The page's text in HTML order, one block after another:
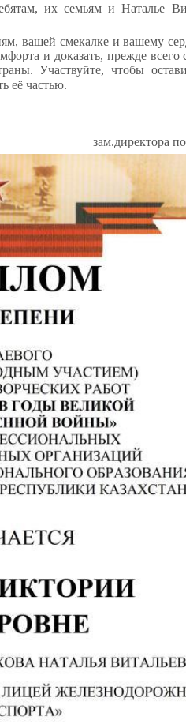
их семьям и Наталье
вашей смекалке и вашему
и доказать, прежде всего
Участвуйте, чтобы
её частью.
зам.директора